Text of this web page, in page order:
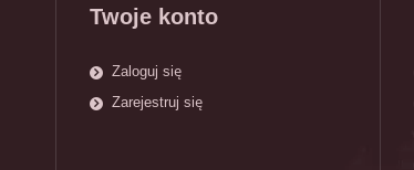
Twoje konto
Zaloguj się
Zarejestruj się